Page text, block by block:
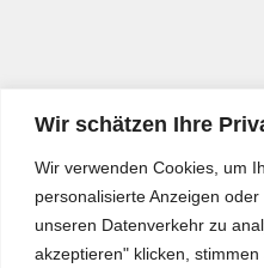
Wir schätzen Ihre
Wir verwenden Cookies, um
personalisierte Anzeigen
unseren Datenverkehr zu
akzeptieren" klicken,